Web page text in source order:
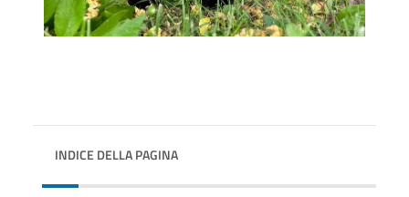
INDICE DELLA PAGINA